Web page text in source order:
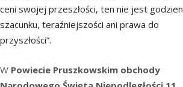
ceni swojej przeszłości, ten nie jest godzien
szacunku, teraźniejszości ani prawa do
przyszłości”.
W Powiecie Pruszkowskim obchody